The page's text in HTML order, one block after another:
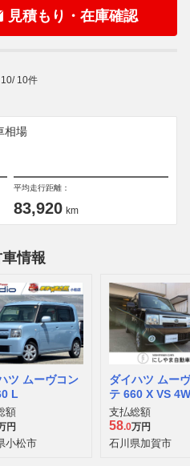
見積もり・在庫確認
10/ 10件
相場
平均走行距離：
83,920 km
情報
ツ ムーヴコン
L
額
円
小松市
ダイハツ ムー
テ 660 X VS
支払総額
58.0万円
石川県加賀市